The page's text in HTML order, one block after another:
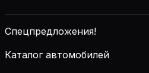
Спецпредложения!
Каталог автомобилей